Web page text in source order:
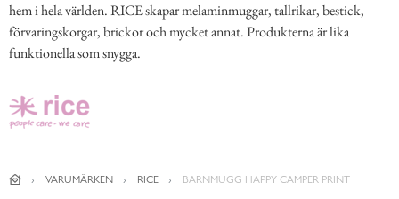
hem i hela världen. RICE skapar melaminmuggar, tallrikar, bestick,
förvaringskorgar, brickor och mycket annat. Produkterna är lika
funktionella som snygga.
VARUMÄRKEN RICE BARNMUGG HAPPY CAMPER PRINT